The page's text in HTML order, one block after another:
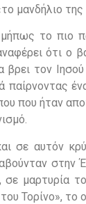
μανδήλιο της
το πιο
ότι ο
τον
παίρνοντας
που ήταν
σε αυτόν
στην
μαρτυρία
Τορίνο»,